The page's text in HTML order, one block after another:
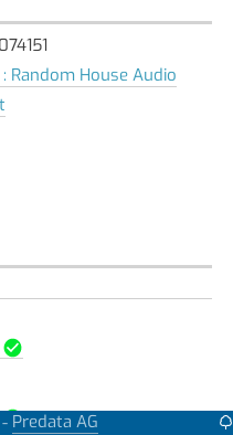
Random House Audio
- Predata AG